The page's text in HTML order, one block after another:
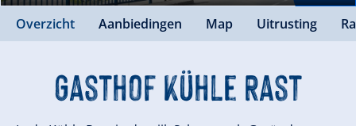
Overzicht Aanbiedingen Map Uitrusting
Gasthof Kühle Rast